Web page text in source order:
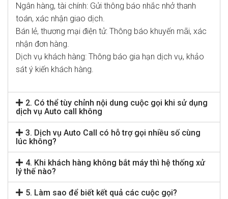
Ngân hàng, tài chính: Gửi thông báo nhắc nhở thanh
toán, xác nhận giao dịch.
Bán lẻ, thương mại điện tử: Thông báo khuyến mãi, xác
nhận đơn hàng.
Dịch vụ khách hàng: Thông báo gia hạn dịch vụ, khảo
sát ý kiến khách hàng.
2. Có thể tùy chỉnh nội dung cuộc gọi khi sử dụng
dịch vụ Auto call không
3. Dịch vụ Auto Call có hỗ trợ gọi nhiều số cùng
lúc không?
4. Khi khách hàng không bắt máy thì hệ thống xử
lý thế nào?
5. Làm sao để biết kết quả các cuộc gọi?